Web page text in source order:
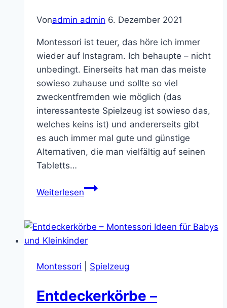
Vonadmin admin 6. Dezember 2021
Montessori ist teuer, das höre ich immer
wieder auf Instagram. Ich behaupte – nicht
unbedingt. Einerseits hat man das meiste
sowieso zuhause und sollte so viel
zweckentfremden wie möglich (das
interessanteste Spielzeug ist sowieso das,
welches keins ist) und andererseits gibt
es auch immer mal gute und günstige
Alternativen, die man vielfältig auf seinen
Tabletts…
Weiterlesen10
unter
30€
Montessori Spielzeug
Entdeckerkörbe –